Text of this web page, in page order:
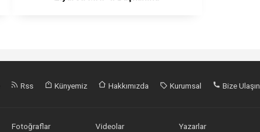
Rss Künyemiz Hakkımızda Kurumsal Bize Ulaşın
Fotoğraflar Videolar
Yazarlar